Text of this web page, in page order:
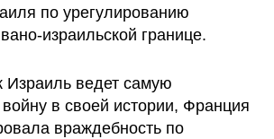
по урегулированию
израильской границе.
Израиль ведет самую
в своей истории, Франция
враждебность по